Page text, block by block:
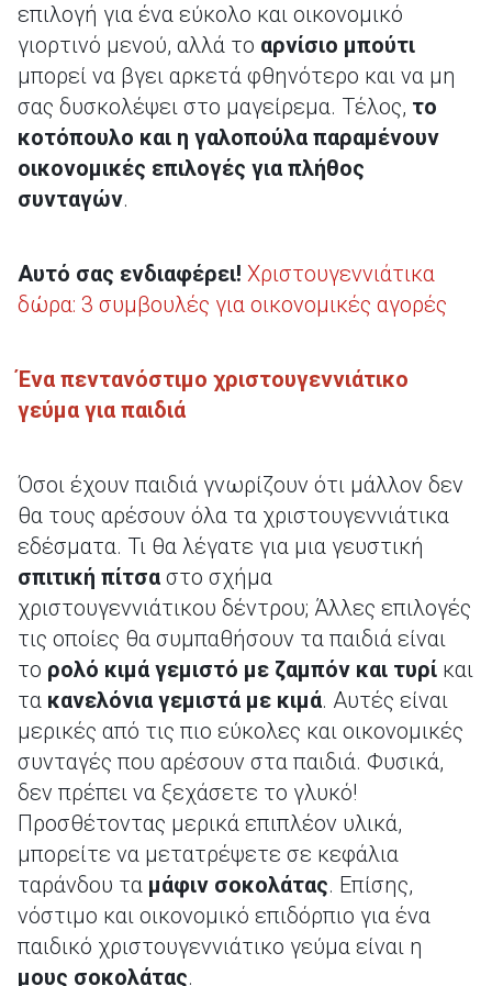
επιλογή για ένα εύκολο και οικονομικό
γιορτινό μενού, αλλά το αρνίσιο μπούτι
μπορεί να βγει αρκετά φθηνότερο και να μη
σας δυσκολέψει στο μαγείρεμα. Τέλος, το
κοτόπουλο και η γαλοπούλα παραμένουν
οικονομικές επιλογές για πλήθος
συνταγών.
Αυτό σας ενδιαφέρει! Χριστουγεννιάτικα
δώρα: 3 συμβουλές για οικονομικές αγορές
Ένα πεντανόστιμο χριστουγεννιάτικο
γεύμα για παιδιά
Όσοι έχουν παιδιά γνωρίζουν ότι μάλλον δεν
θα τους αρέσουν όλα τα χριστουγεννιάτικα
εδέσματα. Τι θα λέγατε για μια γευστική
σπιτική πίτσα στο σχήμα
χριστουγεννιάτικου δέντρου; Άλλες επιλογές
τις οποίες θα συμπαθήσουν τα παιδιά είναι
το ρολό κιμά γεμιστό με ζαμπόν και τυρί και
τα κανελόνια γεμιστά με κιμά. Αυτές είναι
μερικές από τις πιο εύκολες και οικονομικές
συνταγές που αρέσουν στα παιδιά. Φυσικά,
δεν πρέπει να ξεχάσετε το γλυκό!
Προσθέτοντας μερικά επιπλέον υλικά,
μπορείτε να μετατρέψετε σε κεφάλια
ταράνδου τα μάφιν σοκολάτας. Επίσης,
νόστιμο και οικονομικό επιδόρπιο για ένα
παιδικό χριστουγεννιάτικο γεύμα είναι η
μους σοκολάτας.